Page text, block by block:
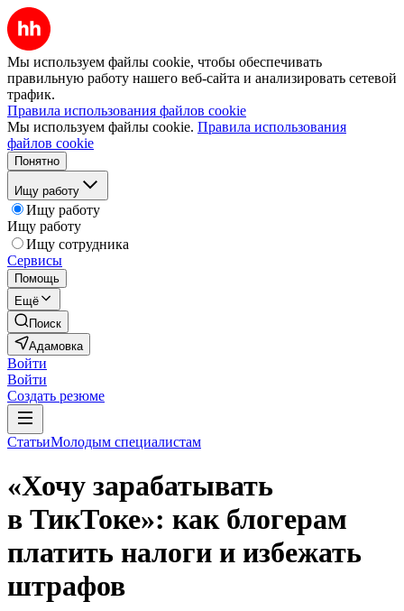
Мы используем файлы cookie, чтобы обеспечивать
правильную работу нашего веб-сайта и анализировать сетевой
трафик.
Правила использования файлов cookie
Мы используем файлы cookie. Правила использования
файлов cookie
Понятно
Ищу работу
Ищу работу
Ищу работу
Ищу сотрудника
Сервисы
Помощь
Ещё
Поиск
Адамовка
Войти
Войти
Создать резюме
СтатьиМолодым специалистам
«Хочу зарабатывать
в ТикТоке»: как блогерам
платить налоги и избежать
штрафов